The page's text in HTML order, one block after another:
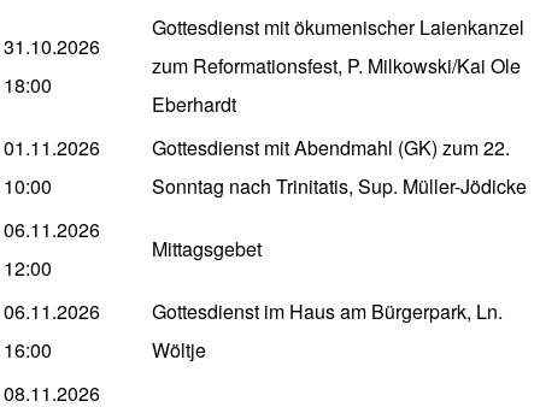
31.10.2026
18:00
Gottesdienst mit ökumenischer Laienkanzel
zum Reformationsfest, P. Milkowski/Kai Ole
Eberhardt
01.11.2026
10:00
Gottesdienst mit Abendmahl (GK) zum 22.
Sonntag nach Trinitatis, Sup. Müller-Jödicke
06.11.2026
12:00
Mittagsgebet
06.11.2026
16:00
Gottesdienst im Haus am Bürgerpark, Ln.
Wöltje
08.11.2026